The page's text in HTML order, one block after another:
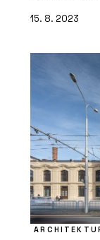
15. 8. 2023